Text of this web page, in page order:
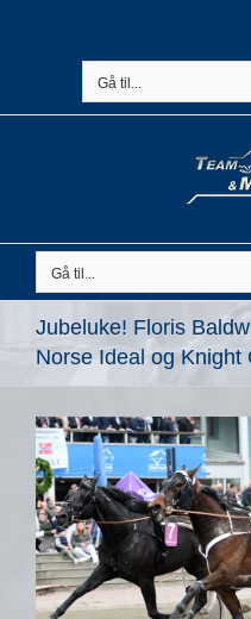
Gå til...
Gå til...
Jubeluke! Floris
Norse Ideal og Knight